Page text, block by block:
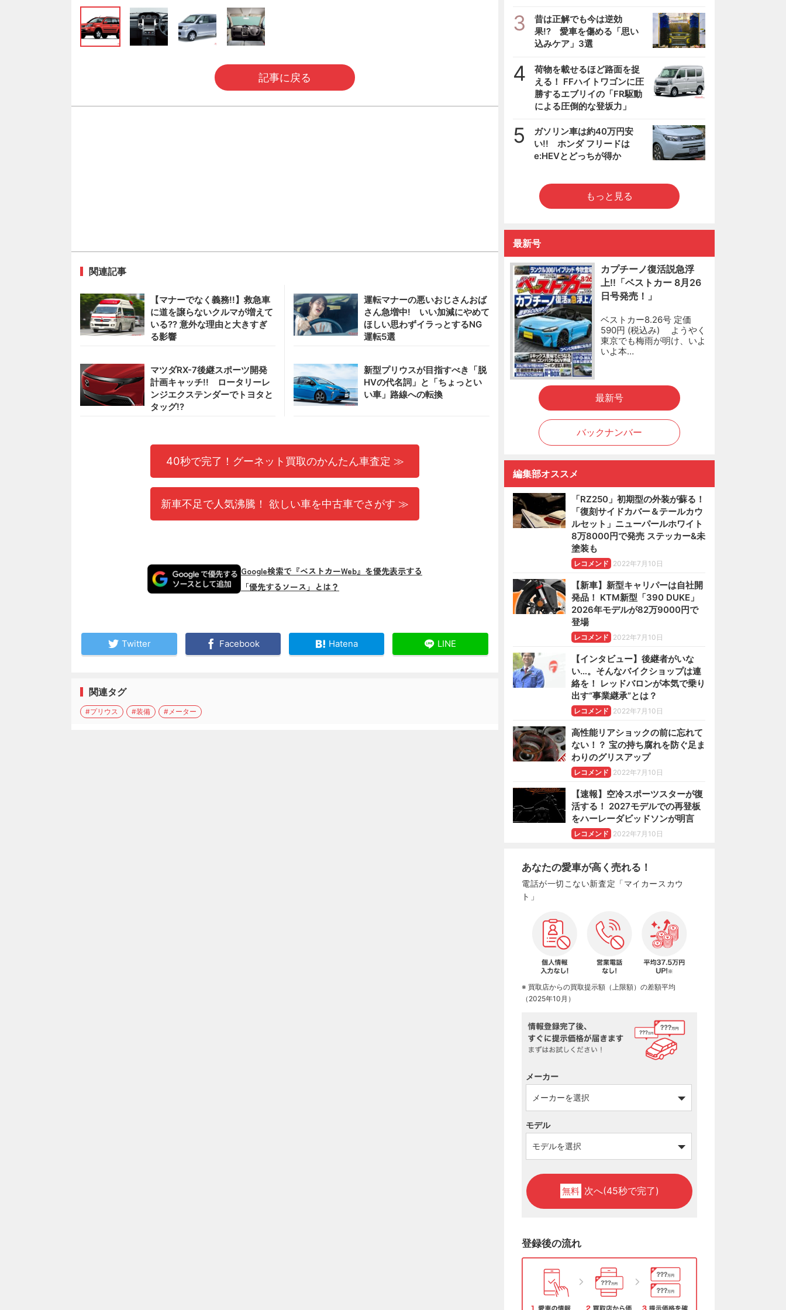
記事に戻る
関連記事
【マナーでなく義務!!】救急車
に道を譲らないクルマが増えて
いる?? 意外な理由と大きすぎ
る影響
運転マナーの悪いおじさんおば
さん急増中! いい加減にやめて
ほしい思わずイラっとするNG
運転5選
マツダRX-7後継スポーツ開発
計画キャッチ!! ロータリーレ
ンジエクステンダーでトヨタと
タッグ!?
新型プリウスが目指すべき「脱
HVの代名詞」と「ちょっとい
い車」路線への転換
40秒で完了！グーネット買取のかんたん車査定 ≫
新車不足で人気沸騰！ 欲しい車を中古車でさがす ≫
Google検索で『ベストカーWeb』を優先表示する
「優先するソース」とは？
Twitter Facebook Hatena LINE
関連タグ
#プリウス #装備 #メーター
3
昔は正解でも今は逆効
果!? 愛車を傷める「思い
込みケア」3選
4
荷物を載せるほど路面を捉
える！ FFハイトワゴンに圧
勝するエブリイの「FR駆動
による圧倒的な登坂力」
5
ガソリン車は約40万円安
い!! ホンダ フリードは
e:HEVとどっちが得か
もっと見る
最新号
カプチーノ復活説急浮
上!!「ベストカー 8月26
日号発売！」
ベストカー8.26号 定価
590円 (税込み) ようやく
東京でも梅雨が明け、いよ
いよ本…
最新号
バックナンバー
編集部オススメ
「RZ250」初期型の外装が蘇る！
「復刻サイドカバー＆テールカウ
ルセット」ニューパールホワイト
8万8000円で発売 ステッカー&未
塗装も
レコメンド 2022年7月10日
【新車】新型キャリパーは自社開
発品！ KTM新型「390 DUKE」
2026年モデルが82万9000円で
登場
レコメンド 2022年7月10日
【インタビュー】後継者がいな
い…。そんなバイクショップは連
絡を！ レッドバロンが本気で乗り
出す“事業継承”とは？
レコメンド 2022年7月10日
高性能リアショックの前に忘れて
ない！？ 宝の持ち腐れを防ぐ足ま
わりのグリスアップ
レコメンド 2022年7月10日
【速報】空冷スポーツスターが復
活する！ 2027モデルでの再登板
をハーレーダビッドソンが明言
レコメンド 2022年7月10日
あなたの愛車が高く売れる！
電話が一切こない新査定「マイカースカウ
ト」
※ 買取店からの買取提示額（上限額）の差額平均
（2025年10月）
メーカー
モデル
無料 次へ(45秒で完了)
登録後の流れ